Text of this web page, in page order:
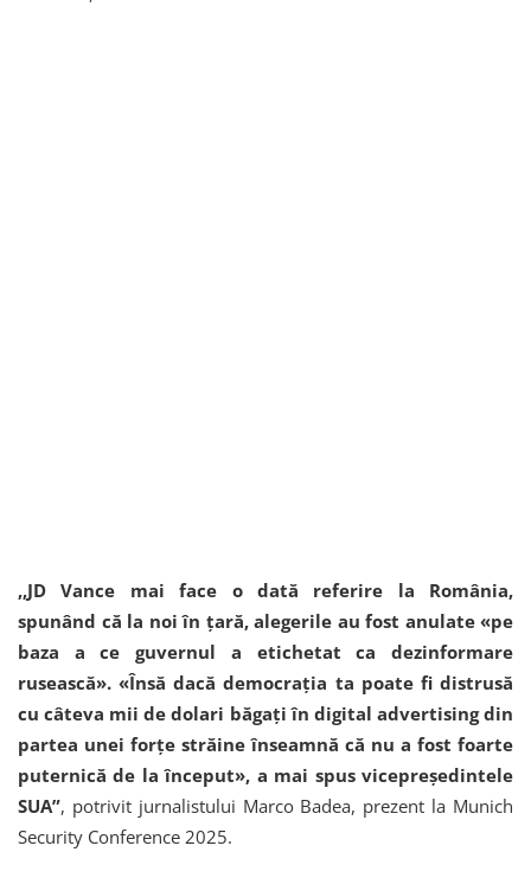
,,JD Vance mai face o dată referire la România,
spunând că la noi în țară, alegerile au fost anulate «pe
baza a ce guvernul a etichetat ca dezinformare
rusească». «Însă dacă democrația ta poate fi distrusă
cu câteva mii de dolari băgați în digital advertising din
partea unei forțe străine înseamnă că nu a fost foarte
puternică de la început», a mai spus vicepreședintele
SUA”, potrivit jurnalistului Marco Badea, prezent la Munich
Security Conference 2025.